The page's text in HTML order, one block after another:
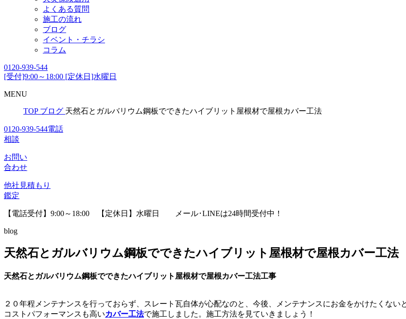
よくある質問
施工の流れ
ブログ
イベント・チラシ
コラム
0120-939-544
[受付]9:00～18:00 [定休日]水曜日
MENU
TOP ブログ 天然石とガルバリウム鋼板でできたハイブリット屋根材で屋根カバー工法
0120-939-544電話
相談
お問い
合わせ
他社見積もり
鑑定
【電話受付】9:00～18:00 【定休日】水曜日 メール･LINEは24時間受付中！
blog
天然石とガルバリウム鋼板でできたハイブリット屋根材で屋根カバー工法
天然石とガルバリウム鋼板でできたハイブリット屋根材で屋根カバー工法工事
２０年程メンテナンスを行っておらず、スレート瓦自体が心配なのと、今後、メンテナンスにお金をかけたくない
コストパフォーマンスも高いカバー工法で施工しました。施工方法を見ていきましょう！